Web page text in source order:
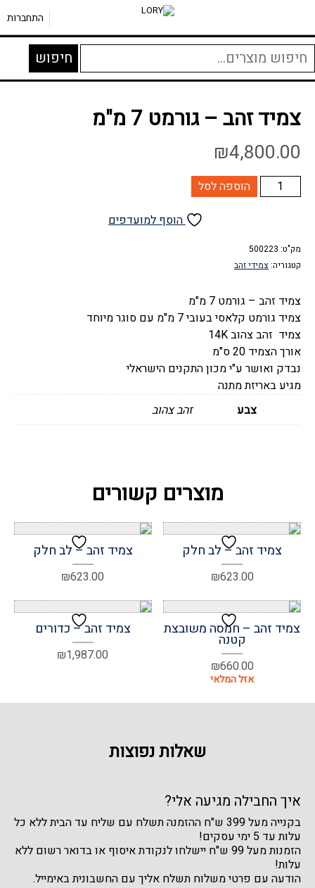
התחברות
חיפוש
עבור:
חיפוש
תכשיטי זהב»צמידי זהב
צמיד זהב – גורמט 7 מ"מ
₪4,800.00
כמות
של
-
גורמט
מ"מ
הוספה לסל
הוסף למועדפים
מק"ט: 500223
קטגוריה: צמידי זהב
צמיד זהב – גורמט 7 מ"מ
צמיד גורמט קלאסי בעובי 7 מ"מ עם סוגר מיוחד
צמיד זהב צהוב 14K
אורך הצמיד 20 ס"מ
נבדק ואושר ע"י מכון התקנים הישראלי
מגיע באריזת מתנה
צבע
זהב צהוב
מוצרים קשורים
צמיד זהב – לב חלק
₪623.00
צמיד זהב – לב חלק
₪623.00
צמיד זהב – חמסה משובצת
קטנה
₪660.00
צמיד זהב – כדורים
₪1,987.00
שאלות נפוצות
איך החבילה מגיעה אלי?
בקנייה מעל 399 ש"ח ההזמנה תשלח עם שליח עד הבית ללא כל
עלות עד 5 ימי עסקים!
הזמנות מעל 99 ש"ח יישלחו לנקודת איסוף או בדואר רשום ללא
עלות!
הודעה עם פרטי משלוח תשלח אליך עם החשבונית באימייל.